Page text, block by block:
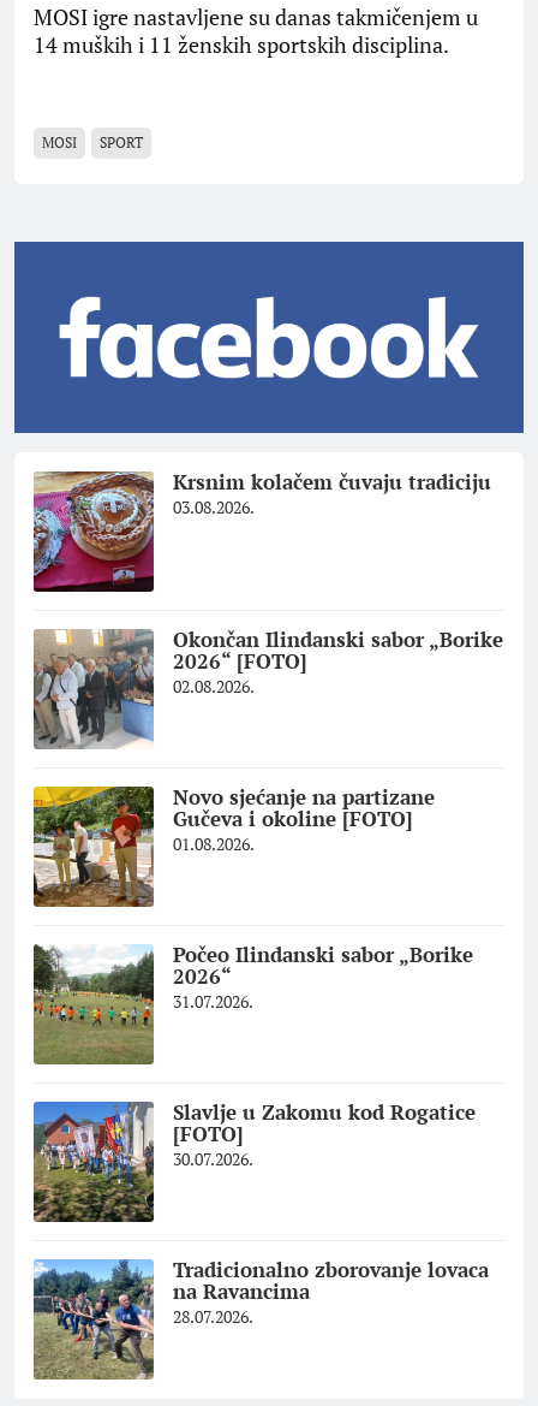
MOSI igre nastavljene su danas takmičenjem u
14 muških i 11 ženskih sportskih disciplina.
MOSI SPORT
Krsnim kolačem čuvaju tradiciju
03.08.2026.
Okončan Ilindanski sabor „Borike
2026“ [FOTO]
02.08.2026.
Novo sjećanje na partizane
Gučeva i okoline [FOTO]
01.08.2026.
Počeo Ilindanski sabor „Borike
2026“
31.07.2026.
Slavlje u Zakomu kod Rogatice
[FOTO]
30.07.2026.
Tradicionalno zborovanje lovaca
na Ravancima
28.07.2026.